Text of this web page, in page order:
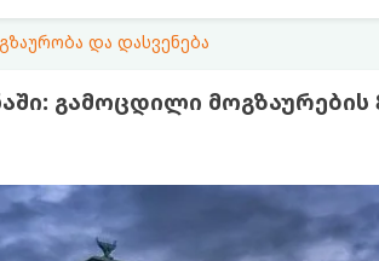
და დასვენება
გამოცდილი მოგზაურების